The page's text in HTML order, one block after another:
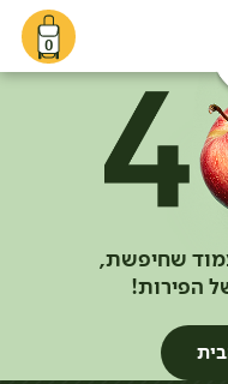
0
שחיפשת,
הפירות!